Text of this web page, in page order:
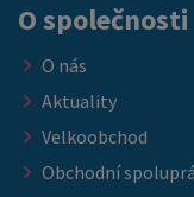
O společnosti
O nás
Aktuality
Velkoobchod
Obchodní